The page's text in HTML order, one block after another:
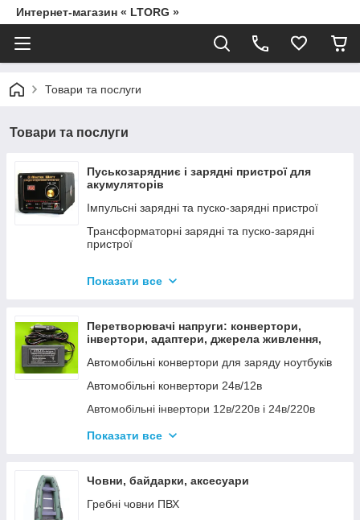
Интернет-магазин « LTORG »
Товари та послуги
Товари та послуги
Пуськозарядниє і зарядні пристрої для
акумуляторів
Імпульсні зарядні та пуско-зарядні пристрої
Трансформаторні зарядні та пуско-зарядні
пристрої
Показати все
Перетворювачі напруги: конвертори,
інвертори, адаптери, джерела живлення,
Автомобільні конвертори для заряду ноутбуків
Автомобільні конвертори 24в/12в
Автомобільні інвертори 12в/220в і 24в/220в
Вольтметры
Показати все
Човни, байдарки, аксесуари
Гребні човни ПВХ